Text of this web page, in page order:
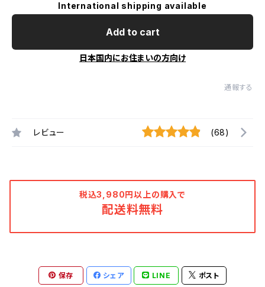
International shipping available
Add to cart
日本国内にお住まいの方向け
通報する
レビュー (68)
税込3,980円以上の購入で
配送料無料
保存 シェア LINE ポスト